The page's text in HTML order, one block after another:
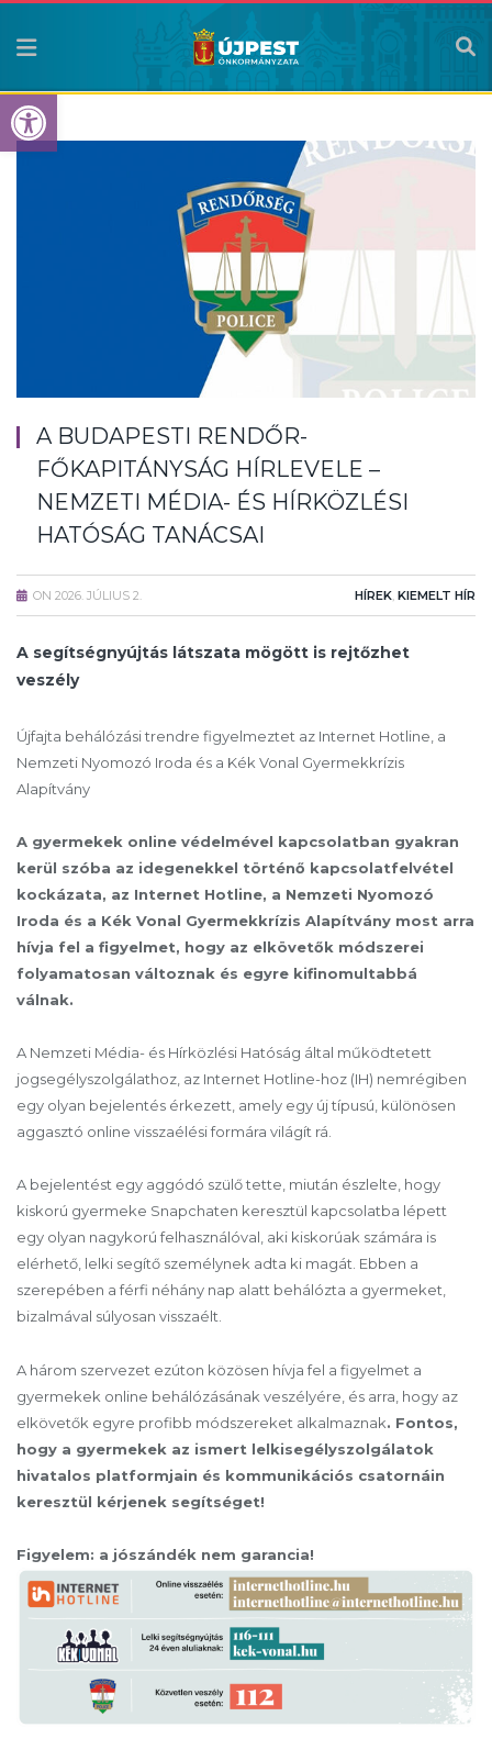
Eszköztár megnyitása
A BUDAPESTI RENDŐR-
FŐKAPITÁNYSÁG HÍRLEVELE –
NEMZETI MÉDIA- ÉS HÍRKÖZLÉSI
HATÓSÁG TANÁCSAI
ON 2026. JÚLIUS 2. HÍREK, KIEMELT HÍR
A segítségnyújtás látszata mögött is rejtőzhet
veszély
Újfajta behálózási trendre figyelmeztet az Internet Hotline, a
Nemzeti Nyomozó Iroda és a Kék Vonal Gyermekkrízis
Alapítvány
A gyermekek online védelmével kapcsolatban gyakran
kerül szóba az idegenekkel történő kapcsolatfelvétel
kockázata, az Internet Hotline, a Nemzeti Nyomozó
Iroda és a Kék Vonal Gyermekkrízis Alapítvány most arra
hívja fel a figyelmet, hogy az elkövetők módszerei
folyamatosan változnak és egyre kifinomultabbá
válnak.
A Nemzeti Média- és Hírközlési Hatóság által működtetett
jogsegélyszolgálathoz, az Internet Hotline-hoz (IH) nemrégiben
egy olyan bejelentés érkezett, amely egy új típusú, különösen
aggasztó online visszaélési formára világít rá.
A bejelentést egy aggódó szülő tette, miután észlelte, hogy
kiskorú gyermeke Snapchaten keresztül kapcsolatba lépett
egy olyan nagykorú felhasználóval, aki kiskorúak számára is
elérhető, lelki segítő személynek adta ki magát. Ebben a
szerepében a férfi néhány nap alatt behálózta a gyermeket,
bizalmával súlyosan visszaélt.
A három szervezet ezúton közösen hívja fel a figyelmet a
gyermekek online behálózásának veszélyére, és arra, hogy az
elkövetők egyre profibb módszereket alkalmaznak. Fontos,
hogy a gyermekek az ismert lelkisegélyszolgálatok
hivatalos platformjain és kommunikációs csatornáin
keresztül kérjenek segítséget!
Figyelem: a jószándék nem garancia!